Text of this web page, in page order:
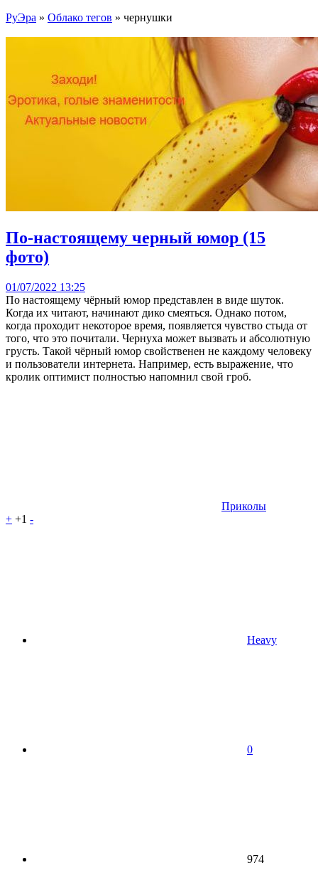
РуЭра » Облако тегов » чернушки
По-настоящему черный юмор (15
фото)
01/07/2022 13:25
По настоящему чёрный юмор представлен в виде шуток.
Когда их читают, начинают дико смеяться. Однако потом,
когда проходит некоторое время, появляется чувство стыда от
того, что это почитали. Чернуха может вызвать и абсолютную
грусть. Такой чёрный юмор свойственен не каждому человеку
и пользователи интернета. Например, есть выражение, что
кролик оптимист полностью напомнил свой гроб.
Приколы
+ +1 -
Heavy
0
974